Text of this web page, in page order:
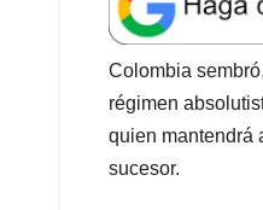
t
s
A
p
p
e
b
o
o
k
d
I
Colombia
régimen
quien mantendrá
sucesor.